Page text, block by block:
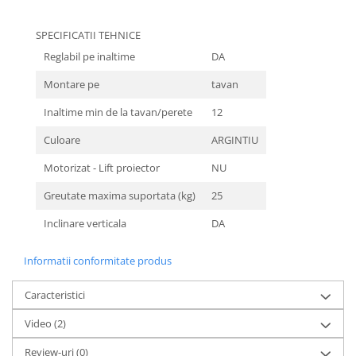
Liceu
Matematica
Informatica
Geografie
Biologie
Chimie
Educatie Civica
Limba engleza
Table Scolare,Whiteboard-uri si
Accesorii
Table Scolare
Accesorii
Whiteboard-uri
SPECIFICATII TEHNICE
Reglabil pe inaltime
DA
Montare pe
tavan
Inaltime min de la tavan/perete
12
Culoare
ARGINTIU
Motorizat - Lift proiector
NU
Greutate maxima suportata (kg)
25
Inclinare verticala
DA
Informatii conformitate produs
Caracteristici
Video (2)
Review-uri(0)